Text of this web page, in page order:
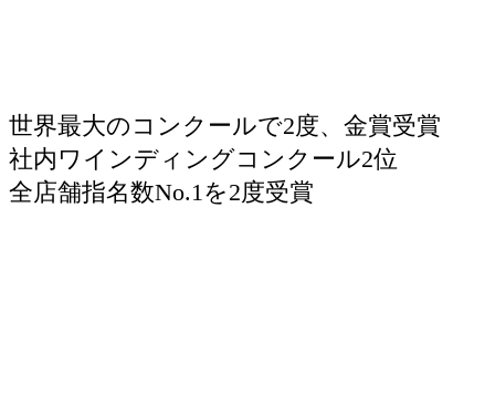
世界最大のコンクールで2度、金賞受賞
社内ワインディングコンクール2位
全店舗指名数No.1を2度受賞